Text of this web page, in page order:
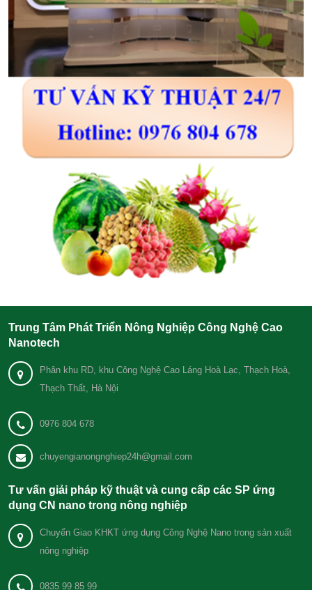
Trung Tâm Phát Triển Nông Nghiệp Công Nghệ Cao
Nanotech
Phân khu RD, khu Công Nghệ Cao Láng Hoà Lạc, Thạch Hoà,
Thạch Thất, Hà Nội
0976 804 678
chuyengianongnghiep24h@gmail.com
Tư vấn giải pháp kỹ thuật và cung cấp các SP ứng
dụng CN nano trong nông nghiệp
Chuyển Giao KHKT ứng dụng Công Nghệ Nano trong sản xuất
nông nghiệp
0835 99 85 99